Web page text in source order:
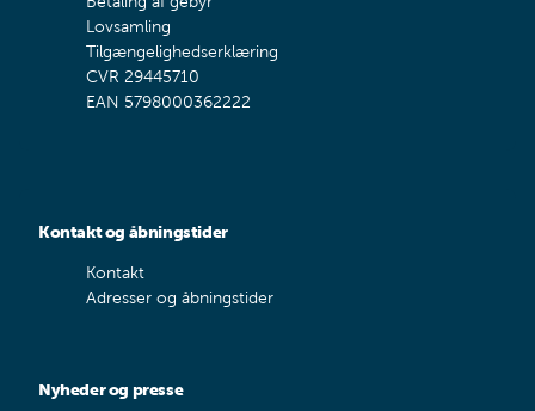
Lovsamling
Tilgængelighedserklæring
CVR 29445710
EAN 5798000362222
Kontakt og åbningstider
Kontakt
Adresser og åbningstider
Nyheder og presse